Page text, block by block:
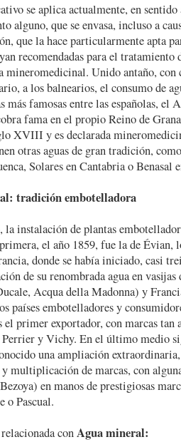
se aplica actualmente, en
alguno, que se envasa, incluso a
que la hace particularmente apta
recomendadas para el tratamiento
mineromedicinal. Unido antaño, con
a los balnearios, el consumo de
más famosas entre las españolas, el
fama en el propio Reino de
XVIII y es declarada
otras aguas de gran tradición,
Solares en Cantabria o Benasal
tradición embotelladora
la instalación de plantas
el año 1859, fue la de Évian,
donde se había iniciado, casi
de su renombrada agua en
Acqua della Madonna) y
países embotelladores y
el primer exportador, con marcas tan
y Vichy. En el último medio
una ampliación
multiplicación de marcas, con
en manos de prestigiosas
o Pascual.
conAgua mineral: